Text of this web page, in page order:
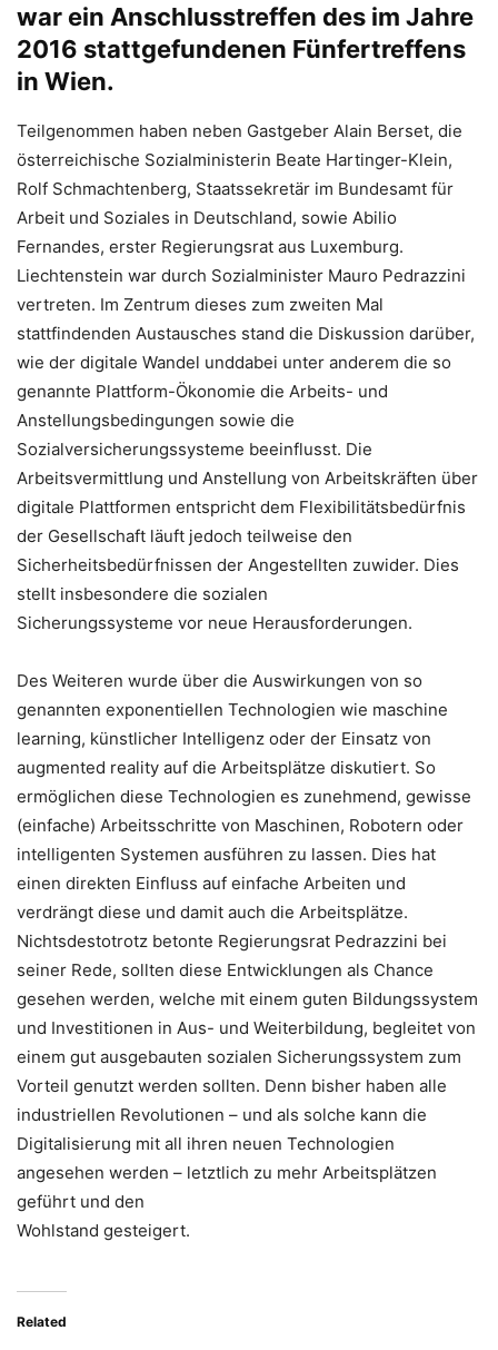
war ein Anschlusstreffen des im Jahre
2016 stattgefundenen Fünfertreffens
in Wien.
Teilgenommen haben neben Gastgeber Alain Berset, die
österreichische Sozialministerin Beate Hartinger-Klein,
Rolf Schmachtenberg, Staatssekretär im Bundesamt für
Arbeit und Soziales in Deutschland, sowie Abilio
Fernandes, erster Regierungsrat aus Luxemburg.
Liechtenstein war durch Sozialminister Mauro Pedrazzini
vertreten. Im Zentrum dieses zum zweiten Mal
stattfindenden Austausches stand die Diskussion darüber,
wie der digitale Wandel unddabei unter anderem die so
genannte Plattform-Ökonomie die Arbeits- und
Anstellungsbedingungen sowie die
Sozialversicherungssysteme beeinflusst. Die
Arbeitsvermittlung und Anstellung von Arbeitskräften über
digitale Plattformen entspricht dem Flexibilitätsbedürfnis
der Gesellschaft läuft jedoch teilweise den
Sicherheitsbedürfnissen der Angestellten zuwider. Dies
stellt insbesondere die sozialen
Sicherungssysteme vor neue Herausforderungen.
Des Weiteren wurde über die Auswirkungen von so
genannten exponentiellen Technologien wie maschine
learning, künstlicher Intelligenz oder der Einsatz von
augmented reality auf die Arbeitsplätze diskutiert. So
ermöglichen diese Technologien es zunehmend, gewisse
(einfache) Arbeitsschritte von Maschinen, Robotern oder
intelligenten Systemen ausführen zu lassen. Dies hat
einen direkten Einfluss auf einfache Arbeiten und
verdrängt diese und damit auch die Arbeitsplätze.
Nichtsdestotrotz betonte Regierungsrat Pedrazzini bei
seiner Rede, sollten diese Entwicklungen als Chance
gesehen werden, welche mit einem guten Bildungssystem
und Investitionen in Aus- und Weiterbildung, begleitet von
einem gut ausgebauten sozialen Sicherungssystem zum
Vorteil genutzt werden sollten. Denn bisher haben alle
industriellen Revolutionen – und als solche kann die
Digitalisierung mit all ihren neuen Technologien
angesehen werden – letztlich zu mehr Arbeitsplätzen
geführt und den
Wohlstand gesteigert.
Related